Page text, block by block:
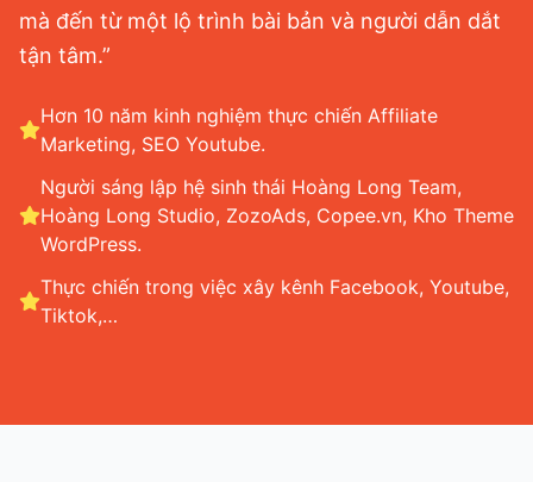
mà đến từ một lộ trình bài bản và người dẫn dắt
tận tâm.”
Hơn 10 năm kinh nghiệm thực chiến Affiliate
Marketing, SEO Youtube.
Người sáng lập hệ sinh thái Hoàng Long Team,
Hoàng Long Studio, ZozoAds, Copee.vn, Kho Theme
WordPress.
Thực chiến trong việc xây kênh Facebook, Youtube,
Tiktok,…